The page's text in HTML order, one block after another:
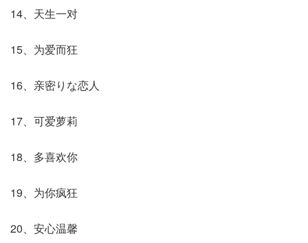
14、天生一对
15、为爱而狂
16、亲密りな恋人
17、可爱萝莉
18、多喜欢你
19、为你疯狂
20、安心温馨